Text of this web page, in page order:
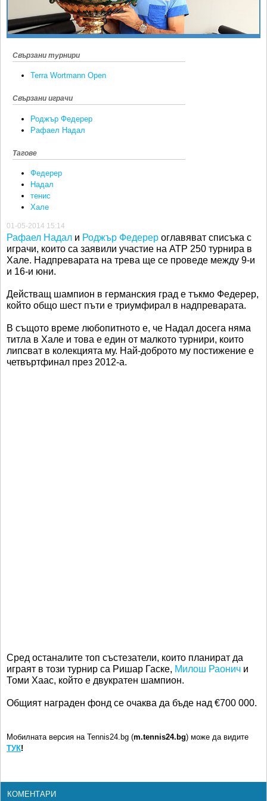
SOFIA OPEN
КЛУБОВЕ
РАКЕТНИ
Спорт&Фитнес
Свързани турнири
Terra Wortmann Open
Свързани играчи
Роджър Федерер
Рафаел Надал
Тагове
Федерер
Надал
тенис
Хале
01-05-2014 15:14
Рафаел Надал и Роджър Федерер оглавяват списъка с
играчи, които са заявили участие на АТР 250 турнира в
Хале. Надпреварата на трева ще се проведе между 9-и
и 16-и юни.
Действащ шампион в германския град е тъкмо Федерер,
който общо шест пъти е триумфирал в надпреварата.
В същото време любопитното е, че Надал досега няма
титла в Хале и това е един от малкото турнири, които
липсват в колекцията му. Най-доброто му постижение е
четвъртфинал през 2012-а.
Сред останалите топ състезатели, които планират да
играят в този турнир са Ришар Гаске, Милош Раонич и
Томи Хаас, който е двукратен шампион.
Общият награден фонд се очаква да бъде над €700 000.
Мобилната версия на Tennis24.bg (m.tennis24.bg) може да видите
ТУК!
КОМЕНТАРИ